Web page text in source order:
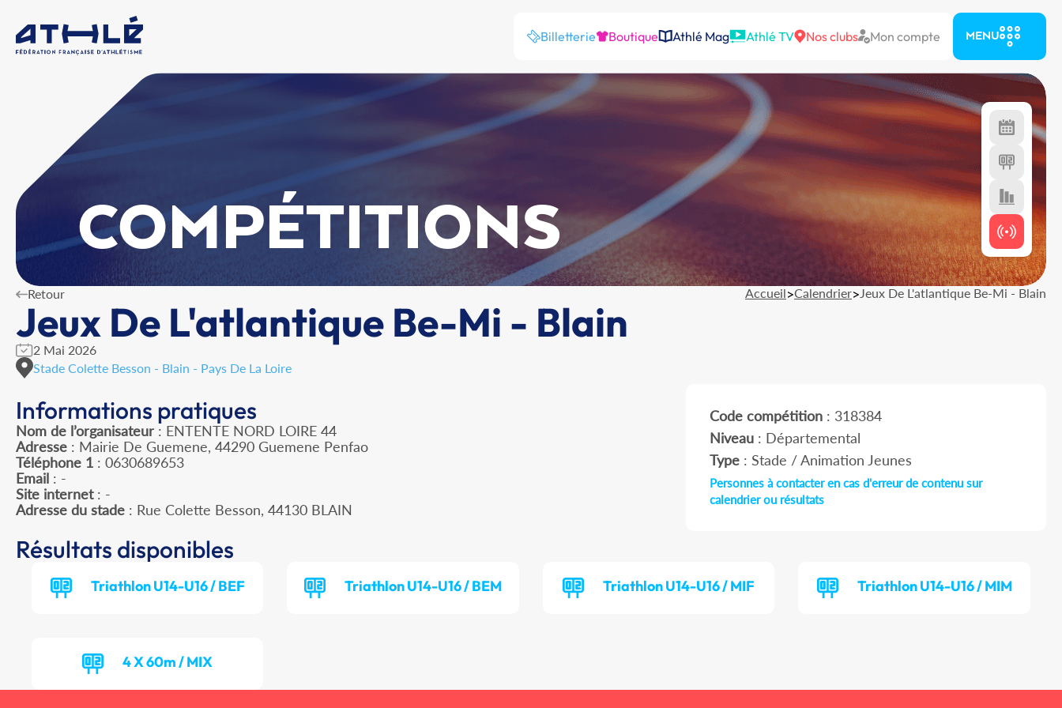
Billetterie Boutique Athlé Mag Athlé TV Nos clubs Mon compte MENU
COMPÉTITIONS
Retour Accueil>Calendrier>Jeux De L'atlantique Be-Mi - Blain
Jeux De L'atlantique Be-Mi - Blain
2 Mai 2026
Stade Colette Besson - Blain - Pays De La Loire
Informations pratiques
Nom de l’organisateur : ENTENTE NORD LOIRE 44
Adresse : Mairie De Guemene, 44290 Guemene Penfao
Téléphone 1 : 0630689653
Email : -
Site internet: -
Adresse du stade : Rue Colette Besson, 44130 BLAIN
Code compétition: 318384
Niveau: Départemental
Type: Stade / Animation Jeunes
Personnes à contacter en cas d'erreur de contenu sur
calendrier ou résultats
Résultats disponibles
Triathlon U14-U16 / BEF Triathlon U14-U16 / BEM Triathlon U14-U16 / MIF Triathlon U14-U16 / MIM
4 X 60m / MIX